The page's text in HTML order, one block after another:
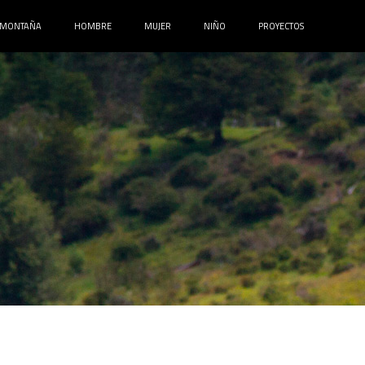
MONTAÑA HOMBRE MUJER NIÑO PROYECTOS